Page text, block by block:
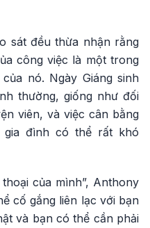
sát đều thừa nhận rằng
công việc là một trong
nó. Ngày Giáng sinh
thường, giống như đối
viên, và việc cân bằng
đình có thể rất khó
của mình”, Anthony
cố gắng liên lạc với bạn
và bạn có thể cần phải